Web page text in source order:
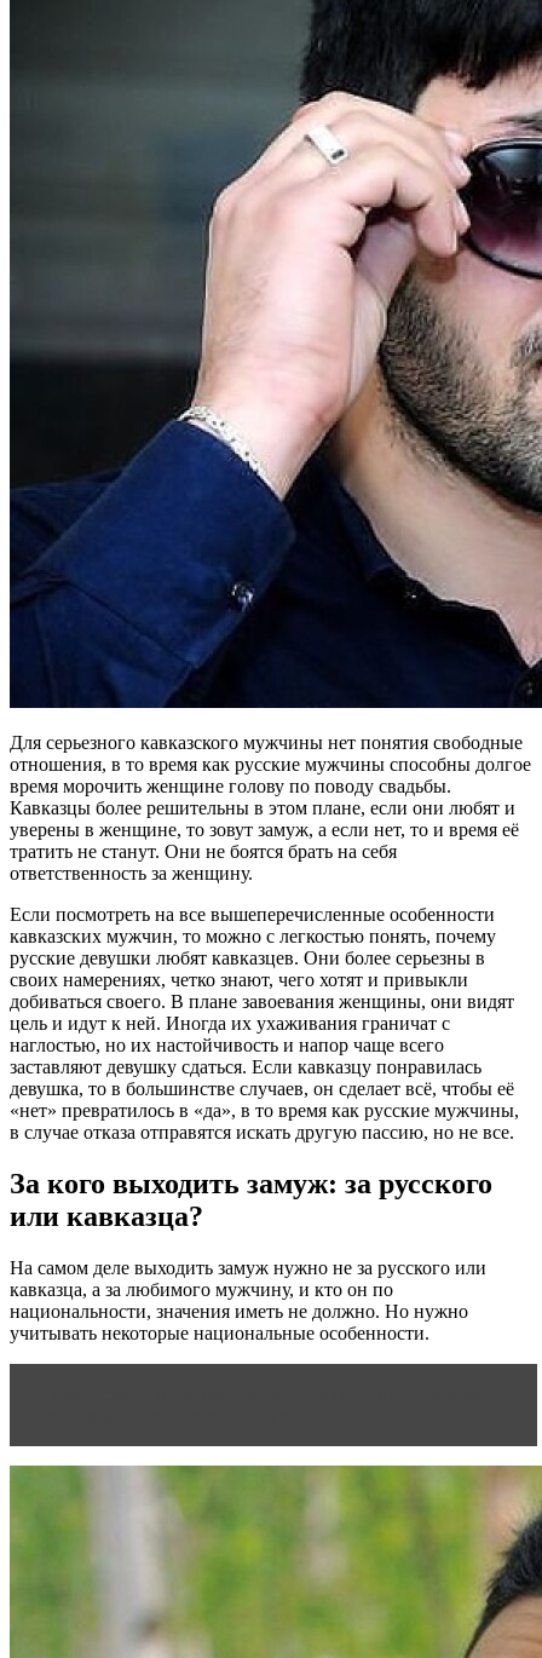
Для серьезного кавказского мужчины нет понятия свободные
отношения, в то время как русские мужчины способны долгое
время морочить женщине голову по поводу свадьбы.
Кавказцы более решительны в этом плане, если они любят и
уверены в женщине, то зовут замуж, а если нет, то и время её
тратить не станут. Они не боятся брать на себя
ответственность за женщину.
Если посмотреть на все вышеперечисленные особенности
кавказских мужчин, то можно с легкостью понять, почему
русские девушки любят кавказцев. Они более серьезны в
своих намерениях, четко знают, чего хотят и привыкли
добиваться своего. В плане завоевания женщины, они видят
цель и идут к ней. Иногда их ухаживания граничат с
наглостью, но их настойчивость и напор чаще всего
заставляют девушку сдаться. Если кавказцу понравилась
девушка, то в большинстве случаев, он сделает всё, чтобы её
«нет» превратилось в «да», в то время как русские мужчины,
в случае отказа отправятся искать другую пассию, но не все.
За кого выходить замуж: за русского
или кавказца?
На самом деле выходить замуж нужно не за русского или
кавказца, а за любимого мужчину, и кто он по
национальности, значения иметь не должно. Но нужно
учитывать некоторые национальные особенности.